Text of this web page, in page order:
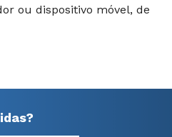
ou dispositivo móvel, de